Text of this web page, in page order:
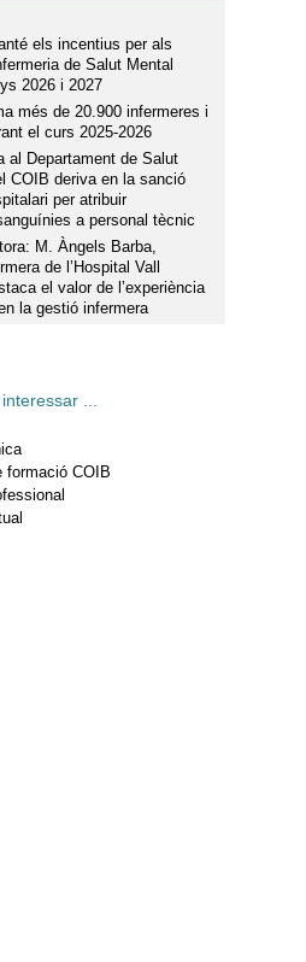
els incentius per als
de Salut Mental
2026 i 2027
més de 20.900 infermeres i
el curs 2025-2026
al Departament de Salut
COIB deriva en la sanció
per atribuir
a personal tècnic
M. Àngels Barba,
de l’Hospital Vall
el valor de l’experiència
la gestió infermera
...
formació COIB